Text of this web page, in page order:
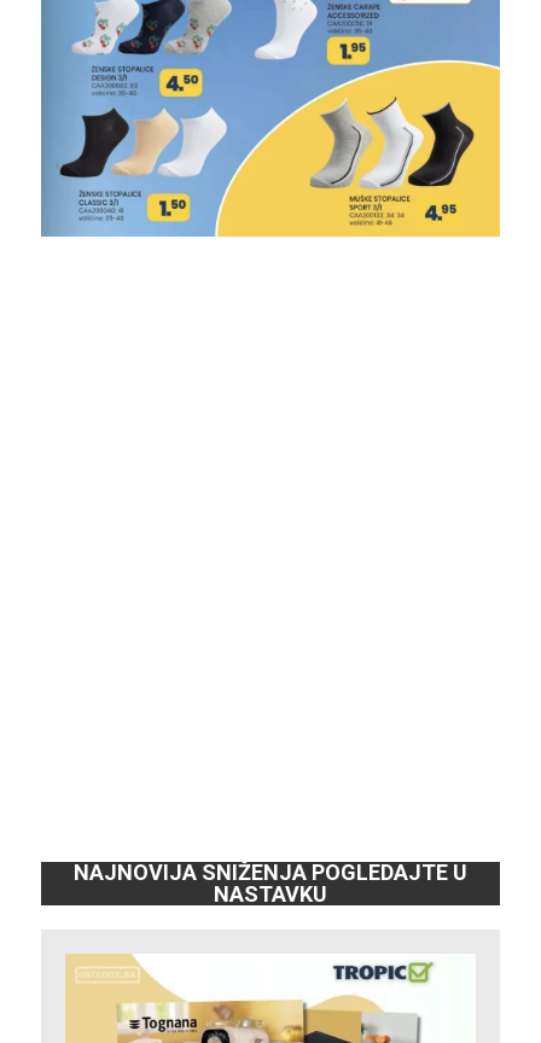
NAJNOVIJA SNIŽENJA POGLEDAJTE U
NASTAVKU